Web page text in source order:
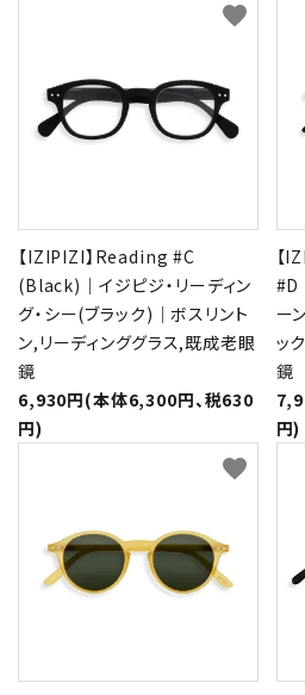
【IZIPIZI】Reading #C
(Black)｜イジピジ・リーディン
グ・シー(ブラック)｜ボスリント
ン,リーディンググラス,既成老眼
鏡
6,930円(本体6,300円、税630
円)
favorite
【
#D
ー
ッ
鏡
円)
favorite